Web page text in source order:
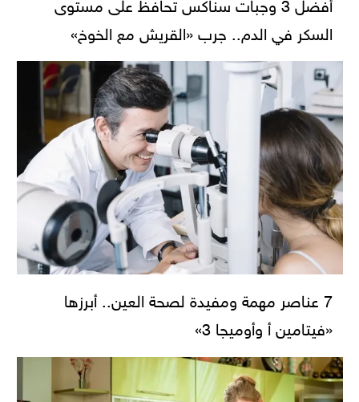
السكر في الدم.. جرب «القريش مع الخوخ»
7 عناصر مهمة ومفيدة لصحة العين.. أبرزها
«فيتامين أ وأوميجا 3»